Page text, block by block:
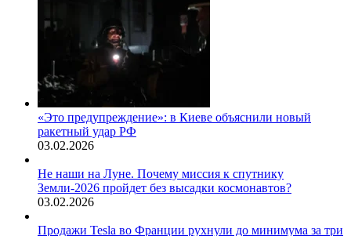
«Это предупреждение»: в Киеве объяснили новый
ракетный удар РФ
03.02.2026
Не наши на Луне. Почему миссия к спутнику
Земли-2026 пройдет без высадки космонавтов?
03.02.2026
Продажи Tesla во Франции рухнули до минимума за три